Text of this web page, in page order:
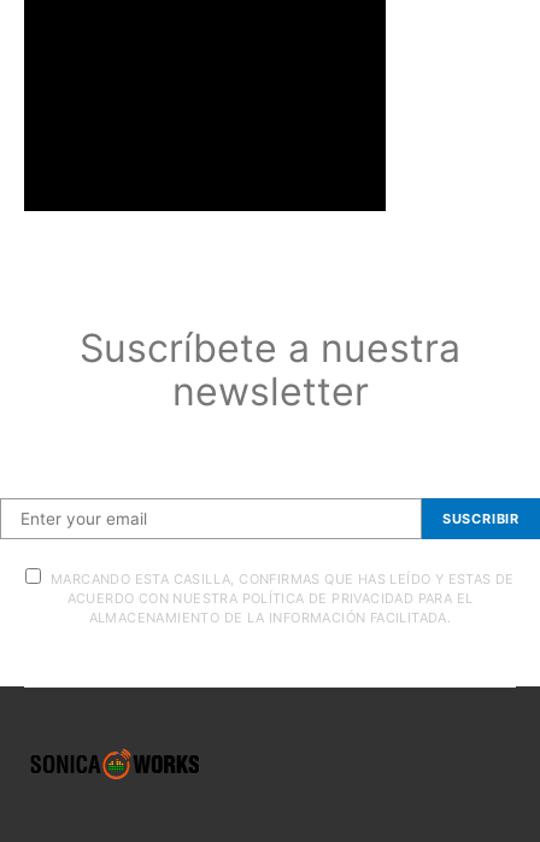
Suscríbete a nuestra
newsletter
SUSCRIBIR
MARCANDO ESTA CASILLA, CONFIRMAS QUE HAS LEÍDO Y ESTAS DE
ACUERDO CON NUESTRA POLÍTICA DE PRIVACIDAD PARA EL
ALMACENAMIENTO DE LA INFORMACIÓN FACILITADA.